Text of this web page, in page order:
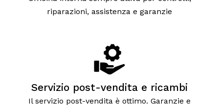
riparazioni, assistenza e garanzie
Servizio post-vendita e ricambi
Il servizio post-vendita è ottimo. Garanzie e